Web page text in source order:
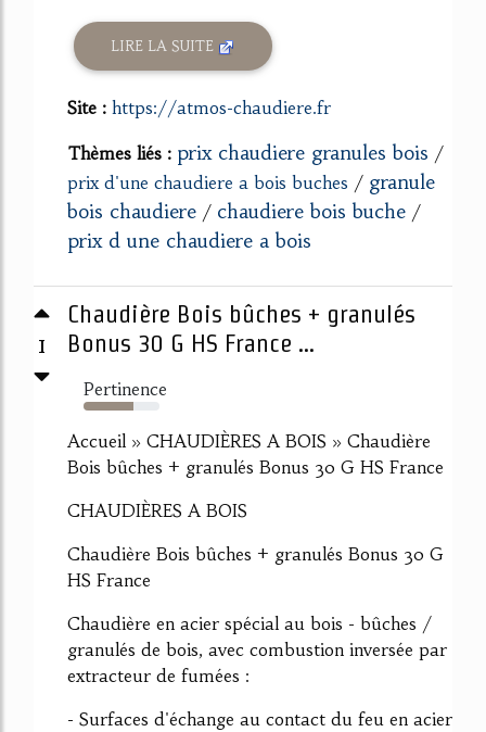
LIRE LA SUITE
Site : https://atmos-chaudiere.fr
Thèmes liés : prix chaudiere granules bois /
prix d'une chaudiere a bois buches / granule
bois chaudiere / chaudiere bois buche /
prix d une chaudiere a bois
1
Chaudière Bois bûches + granulés
Bonus 30 G HS France ...
Pertinence
66%
Accueil » CHAUDIÈRES A BOIS » Chaudière
Bois bûches + granulés Bonus 30 G HS France
CHAUDIÈRES A BOIS
Chaudière Bois bûches + granulés Bonus 30 G
HS France
Chaudière en acier spécial au bois - bûches /
granulés de bois, avec combustion inversée par
extracteur de fumées :
- Surfaces d'échange au contact du feu en acier